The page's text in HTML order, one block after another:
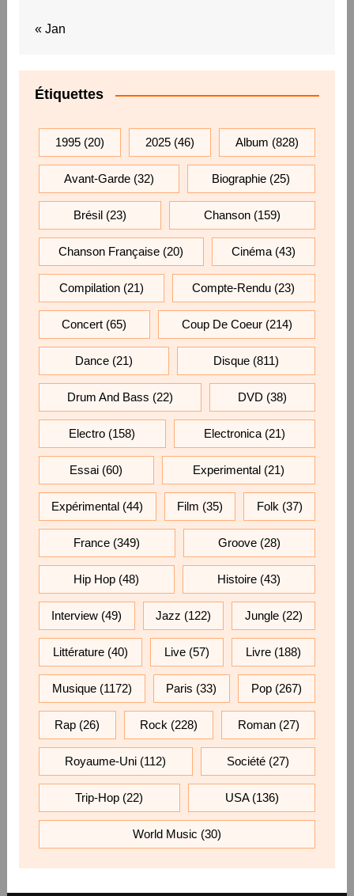
« Jan
Étiquettes
1995(20) 2025 (46) Album (828)
Avant-Garde(32) Biographie (25)
Brésil (23) Chanson (159)
Chanson Française (20) Cinéma(43)
Compilation(21) Compte-Rendu (23)
Concert (65) Coup De Coeur(214)
Dance(21) Disque (811)
Drum And Bass (22) DVD (38)
Electro (158) Electronica(21)
Essai (60) Experimental (21)
Expérimental (44) Film (35) Folk(37)
France (349) Groove(28)
Hip Hop (48) Histoire(43)
Interview (49) Jazz (122) Jungle(22)
Littérature(40) Live (57) Livre (188)
Musique(1172) Paris (33) Pop (267)
Rap (26) Rock(228) Roman(27)
Royaume-Uni (112) Société(27)
Trip-Hop (22) USA(136)
World Music (30)